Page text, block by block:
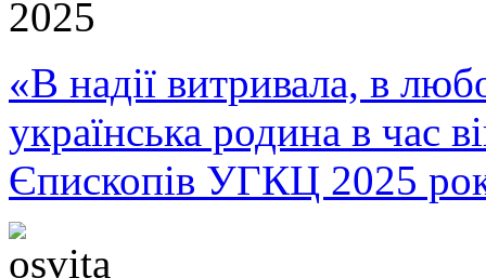
«В надії витривала, в
українська родина в час
Єпископів УГКЦ 2025